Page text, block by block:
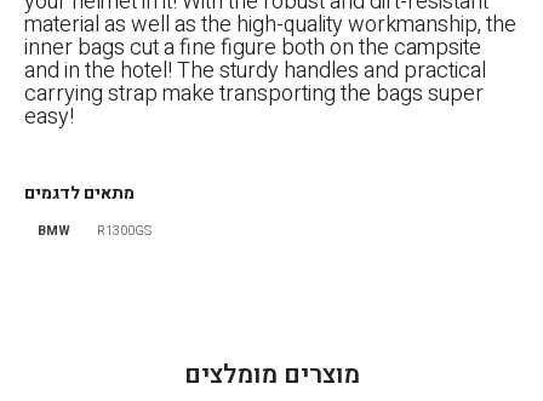
material as well as the high-quality workmanship, the
inner bags cut a fine figure both on the campsite
and in the hotel! The sturdy handles and practical
carrying strap make transporting the bags super
easy!
מתאים לדגמים
BMW R1300GS
מוצרים מומלצים